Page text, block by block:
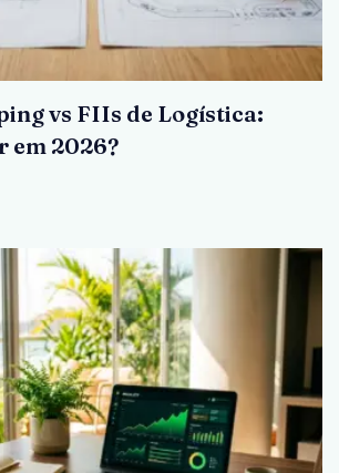
vs FIIs de Logística:
em 2026?